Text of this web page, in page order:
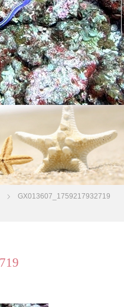
GX013607_1759217932719